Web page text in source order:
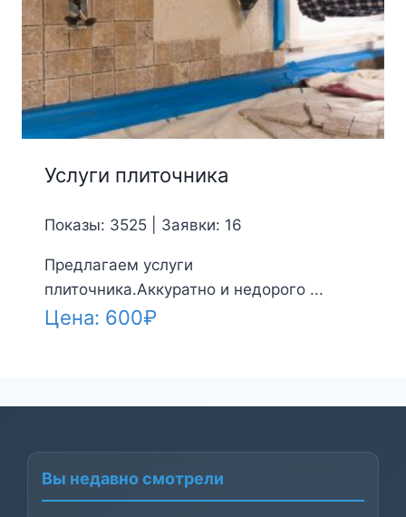
Услуги плиточника
Показы: 3525 | Заявки: 16
Предлагаем услуги
плиточника.Аккуратно и недорого ...
Цена: 600₽
Вы недавно смотрели